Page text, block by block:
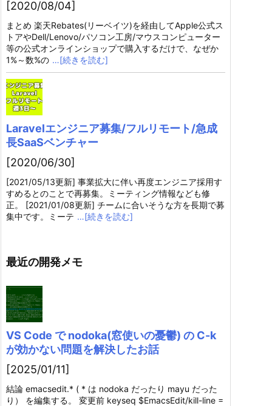
[2020/08/04]
まとめ 楽天Rebates(リーベイツ)を経由してApple公式ス
トアやDell/Lenovo/パソコン工房/マウスコンピューター
等の公式オンラインショップで購入するだけで、なぜか
1%～数%の …[続きを読む]
Laravelエンジニア募集/フルリモート/急成
長SaaSベンチャー
[2020/06/30]
[2021/05/13更新] 事業拡大に伴い再度エンジニア採用す
すめるとのことで再募集。ミーティング情報なども修
正。 [2021/01/08更新] チームに合いそうな方を長期で募
集中です。ミーテ …[続きを読む]
最近の開発メモ
VS Code で nodoka(窓使いの憂鬱) の C-k
が効かない問題を解決したお話
[2025/01/11]
結論 emacsedit.* ( * は nodoka だったり mayu だった
り） を編集する。 変更前 keyseq $EmacsEdit/kill-line =